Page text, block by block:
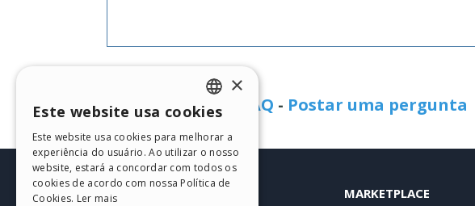
Precisa de ajuda?
Ver a página de FAQ - Postar uma pergunta
HELP CENTER MARKETPLACE
ENGLISH
ITALIAN
GERMAN
×
Este website usa cookies
Este website usa cookies para melhorar a
experiência do usuário. Ao utilizar o nosso
website, estará a concordar com todos os
cookies de acordo com nossa Política de
Cookies. Ler mais